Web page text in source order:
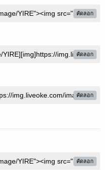
คัดลอก
คัดลอก
คัดลอก
คัดลอก